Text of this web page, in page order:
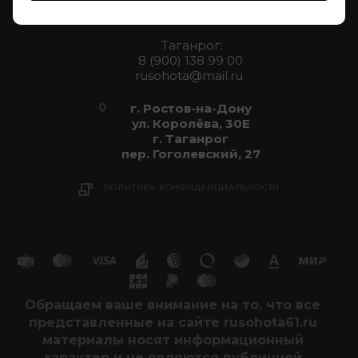
Таганрог:
8 (900) 138 99 00
rusohota@mail.ru
г. Ростов-на-Дону
ул. Королёва, 30Е
г. Таганрог
пер. Гоголевский, 27
ПОЛИТИКА КОНФИДЕНЦИАЛЬНОСТИ
Обращаем ваше внимание на то, что все
представленные на сайте rusohota61.ru
материалы носят информационный